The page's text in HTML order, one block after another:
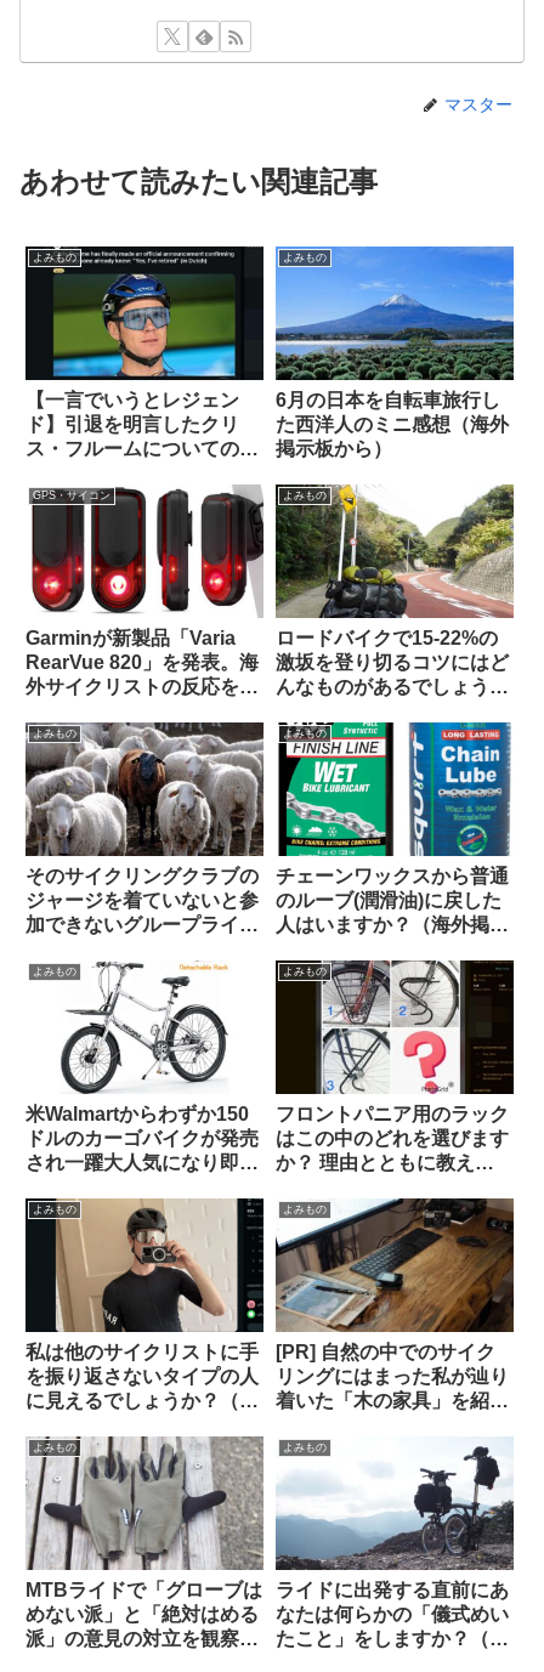
マスター
あわせて読みたい関連記事
よみもの
【一言でいうとレジェン
ド】引退を明言したクリ
ス・フルームについての海
る
よみもの
6月の日本を自転車旅行し
た西洋人のミニ感想（海外
掲示板から）
GPS・サイコン
Garminが新製品「Varia
RearVue 820」を発表。海
外サイクリストの反応を観
よみもの
ロードバイクで15-22%の
激坂を登り切るコツにはど
んなものがあるでしょう
よみもの
そのサイクリングクラブの
ジャージを着ていないと参
加できないグループライド
板から）
よみもの
チェーンワックスから普通
のルーブ(潤滑油)に戻した
人はいますか？（海外掲示
よみもの
米Walmartからわずか150
ドルのカーゴバイクが発売
され一躍大人気になり即日
よみもの
フロントパニア用のラック
はこの中のどれを選びます
か？ 理由とともに教えて
ら）
よみもの
私は他のサイクリストに手
を振り返さないタイプの人
に見えるでしょうか？（海
よみもの
[PR] 自然の中でのサイク
リングにはまった私が辿り
着いた「木の家具」を紹介
特典あり】
よみもの
MTBライドで「グローブは
めない派」と「絶対はめる
派」の意見の対立を観察す
よみもの
ライドに出発する直前にあ
なたは何らかの「儀式めい
たこと」をしますか？（海